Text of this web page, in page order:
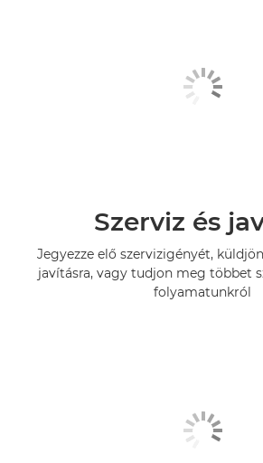
Szerviz és
Jegyezze elő szervizigényét,
javításra, vagy tudjon meg többet
folyamatunkról